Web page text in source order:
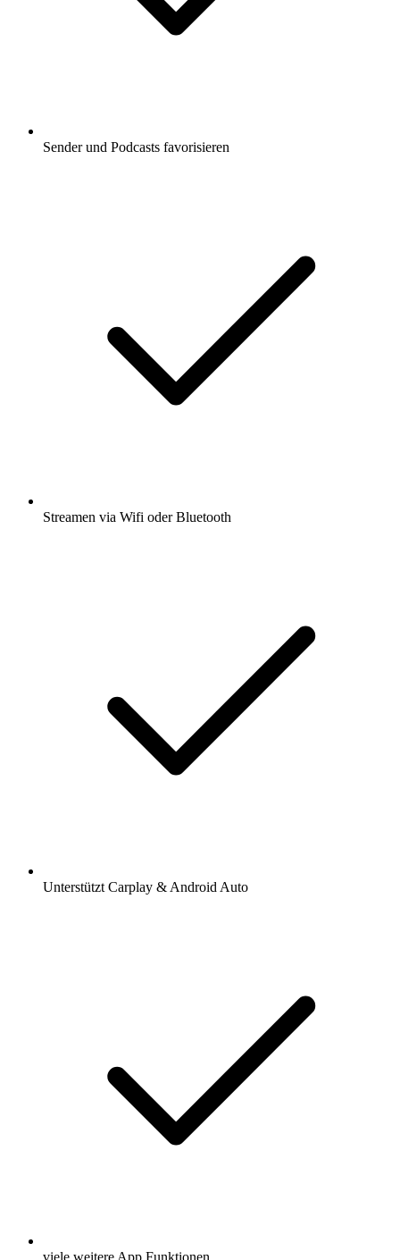
Sender und Podcasts favorisieren
Streamen via Wifi oder Bluetooth
Unterstützt Carplay & Android Auto